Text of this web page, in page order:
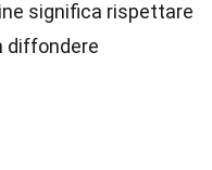
significa rispettare
diffondere